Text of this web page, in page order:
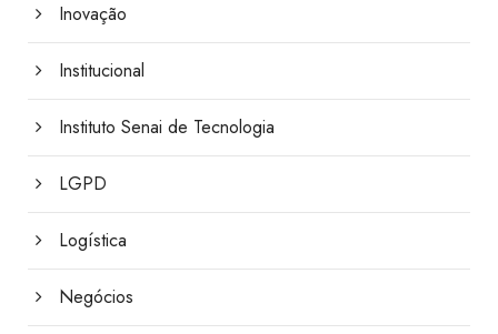
Inovação
Institucional
Instituto Senai de Tecnologia
LGPD
Logística
Negócios